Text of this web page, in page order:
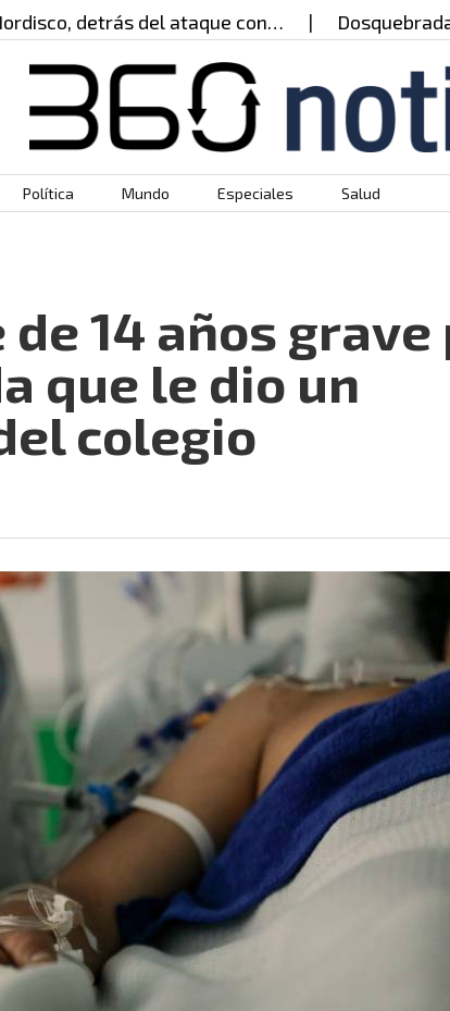
detrás del ataque con… Dosquebradas
Política Mundo Especiales Salud
14 años grave
que le dio un
colegio